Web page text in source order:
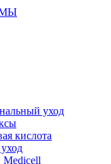
уход
кислота